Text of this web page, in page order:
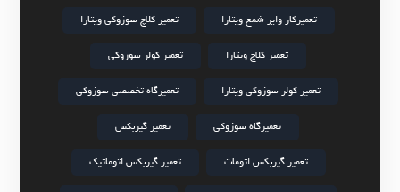
تعمیرکار وایر شمع ویتارا تعمیر کلاچ سوزوکی ویتارا
تعمیر کلاچ ویتارا تعمیر کولر سوزوکی
تعمیر کولر سوزوکی ویتارا تعمیرگاه تخصصی سوزوکی
تعمیرگاه سوزوکی تعمیر گیربکس
تعمیر گیربکس اتومات تعمیر گیربکس اتوماتیک